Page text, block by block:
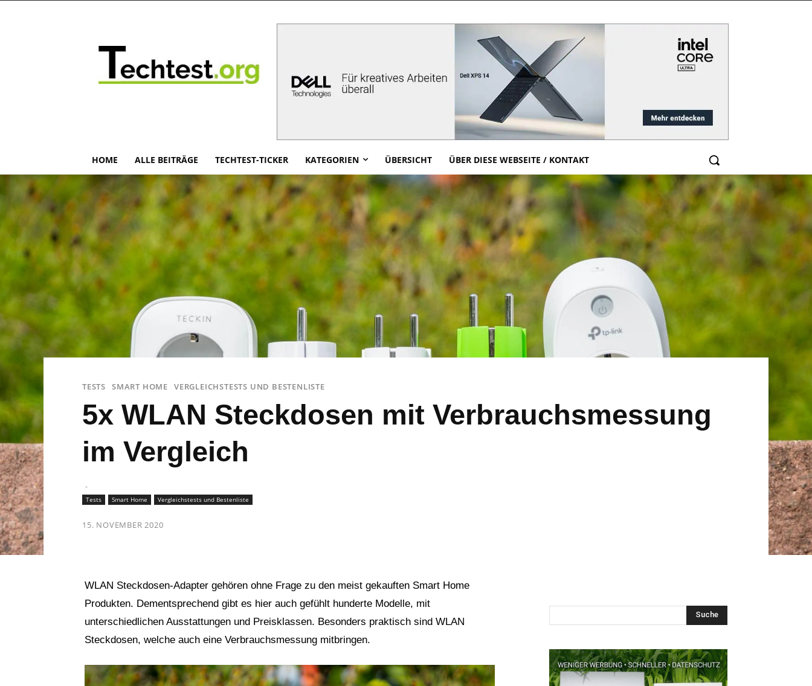
HOME ALLE BEITRÄGE TECHTEST-TICKER KATEGORIEN ÜBERSICHT ÜBER DIESE WEBSEITE / KONTAKT
TESTS SMART HOME VERGLEICHSTESTS UND BESTENLISTE
5x WLAN Steckdosen mit Verbrauchsmessung
im Vergleich
-
Tests
Smart Home Vergleichstests und Bestenliste
15. NOVEMBER 2020
WLAN Steckdosen-Adapter gehören ohne Frage zu den meist gekauften Smart Home
Produkten. Dementsprechend gibt es hier auch gefühlt hunderte Modelle, mit
unterschiedlichen Ausstattungen und Preisklassen. Besonders praktisch sind WLAN
Steckdosen, welche auch eine Verbrauchsmessung mitbringen.
Suche